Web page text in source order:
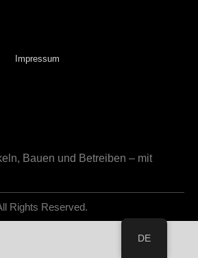
Impressum
Bauen und Betreiben – mit
Rights Reserved.
DE